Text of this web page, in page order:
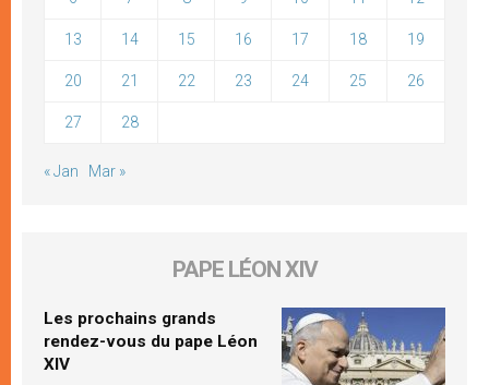
13 14 15 16 17 18 19
20 21 22 23 24 25 26
27 28
« Jan Mar »
PAPE LÉON XIV
Les prochains grands
rendez-vous du pape Léon
XIV